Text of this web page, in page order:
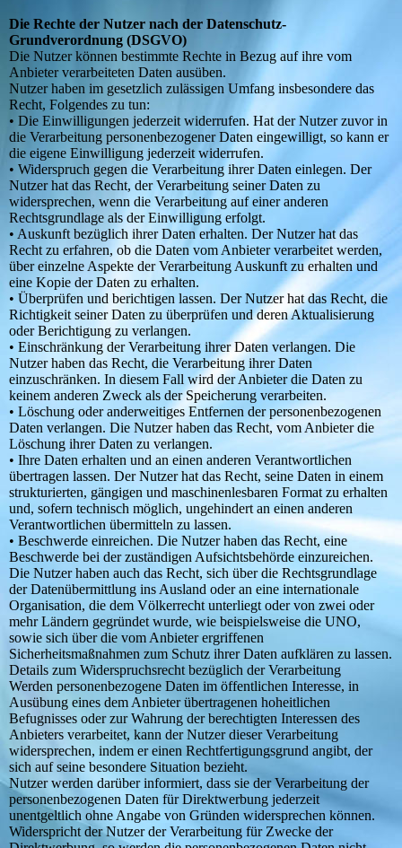
Die Rechte der Nutzer nach der Datenschutz-
Grundverordnung (DSGVO)
Die Nutzer können bestimmte Rechte in Bezug auf ihre vom
Anbieter verarbeiteten Daten ausüben.
Nutzer haben im gesetzlich zulässigen Umfang insbesondere das
Recht, Folgendes zu tun:
• Die Einwilligungen jederzeit widerrufen. Hat der Nutzer zuvor in
die Verarbeitung personenbezogener Daten eingewilligt, so kann er
die eigene Einwilligung jederzeit widerrufen.
• Widerspruch gegen die Verarbeitung ihrer Daten einlegen. Der
Nutzer hat das Recht, der Verarbeitung seiner Daten zu
widersprechen, wenn die Verarbeitung auf einer anderen
Rechtsgrundlage als der Einwilligung erfolgt.
• Auskunft bezüglich ihrer Daten erhalten. Der Nutzer hat das
Recht zu erfahren, ob die Daten vom Anbieter verarbeitet werden,
über einzelne Aspekte der Verarbeitung Auskunft zu erhalten und
eine Kopie der Daten zu erhalten.
• Überprüfen und berichtigen lassen. Der Nutzer hat das Recht, die
Richtigkeit seiner Daten zu überprüfen und deren Aktualisierung
oder Berichtigung zu verlangen.
• Einschränkung der Verarbeitung ihrer Daten verlangen. Die
Nutzer haben das Recht, die Verarbeitung ihrer Daten
einzuschränken. In diesem Fall wird der Anbieter die Daten zu
keinem anderen Zweck als der Speicherung verarbeiten.
• Löschung oder anderweitiges Entfernen der personenbezogenen
Daten verlangen. Die Nutzer haben das Recht, vom Anbieter die
Löschung ihrer Daten zu verlangen.
• Ihre Daten erhalten und an einen anderen Verantwortlichen
übertragen lassen. Der Nutzer hat das Recht, seine Daten in einem
strukturierten, gängigen und maschinenlesbaren Format zu erhalten
und, sofern technisch möglich, ungehindert an einen anderen
Verantwortlichen übermitteln zu lassen.
• Beschwerde einreichen. Die Nutzer haben das Recht, eine
Beschwerde bei der zuständigen Aufsichtsbehörde einzureichen.
Die Nutzer haben auch das Recht, sich über die Rechtsgrundlage
der Datenübermittlung ins Ausland oder an eine internationale
Organisation, die dem Völkerrecht unterliegt oder von zwei oder
mehr Ländern gegründet wurde, wie beispielsweise die UNO,
sowie sich über die vom Anbieter ergriffenen
Sicherheitsmaßnahmen zum Schutz ihrer Daten aufklären zu lassen.
Details zum Widerspruchsrecht bezüglich der Verarbeitung
Werden personenbezogene Daten im öffentlichen Interesse, in
Ausübung eines dem Anbieter übertragenen hoheitlichen
Befugnisses oder zur Wahrung der berechtigten Interessen des
Anbieters verarbeitet, kann der Nutzer dieser Verarbeitung
widersprechen, indem er einen Rechtfertigungsgrund angibt, der
sich auf seine besondere Situation bezieht.
Nutzer werden darüber informiert, dass sie der Verarbeitung der
personenbezogenen Daten für Direktwerbung jederzeit
unentgeltlich ohne Angabe von Gründen widersprechen können.
Widerspricht der Nutzer der Verarbeitung für Zwecke der